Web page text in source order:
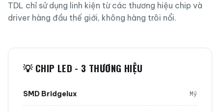
TDL chỉ sử dụng linh kiện từ các thương hiệu chip và
driver hàng đầu thế giới, không hàng trôi nổi.
💡 CHIP LED - 3 THƯƠNG HIỆU
SMD Bridgelux Mỹ